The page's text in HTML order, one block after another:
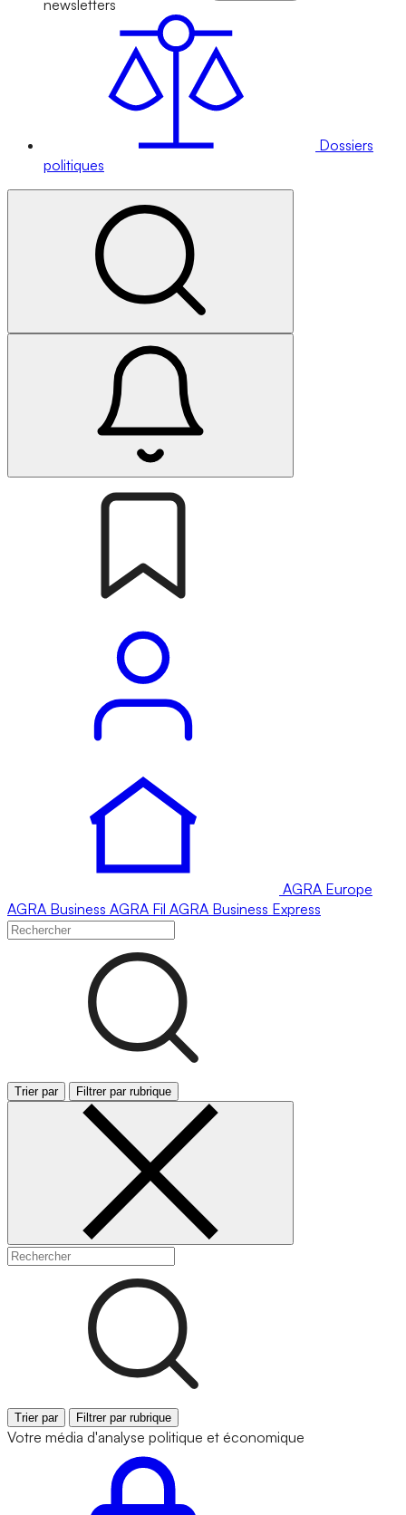
newsletters
Dossiers
politiques
AGRA Europe
AGRA Business AGRA Fil AGRA Business Express
Trier par Filtrer par rubrique
Trier par Filtrer par rubrique
Votre média d'analyse politique et économique